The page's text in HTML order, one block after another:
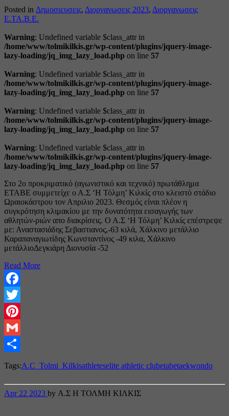
Posted in Δημοσιευσεις, Διοργανωσεις 2023, Διοργανωσεις
Ε.ΤΑ.Β.Ε.
Warning: Undefined variable $class_attr in
/home/www/tolmikilkis.gr/wp-content/plugins/jquery-image-
lazy-loading/jq_img_lazy_load.php on line 57
Warning: Undefined variable $class_attr in
/home/www/tolmikilkis.gr/wp-content/plugins/jquery-image-
lazy-loading/jq_img_lazy_load.php on line 57
Warning: Undefined variable $class_attr in
/home/www/tolmikilkis.gr/wp-content/plugins/jquery-image-
lazy-loading/jq_img_lazy_load.php on line 57
Warning: Undefined variable $class_attr in
/home/www/tolmikilkis.gr/wp-content/plugins/jquery-image-
lazy-loading/jq_img_lazy_load.php on line 57
Στo 2ο προκριματικό (αγωνιστικό και τεχνικό) πρωτάθλημα
ΕΤΑΒΕ συμμετείχε ο Α.Σ ‘Η Τόλμη’ Κιλκίς στο κλειστό στάδιο
Ωραιοκάστρου τον Απριλιο 2023. Θεσμός είναι πλέον η
συγκρότηση κλιμακίου με την δυνατότητα εισαγωγής των
αθλητών-ριών απο διακρίσεις. Ο Α.Σ ‘H Τόλμη’ Κιλκίς επέστρεψε
με: Αναστασιάδης Σεβαστιανος,-63 κιλά, Χάλκινο μετάλλιο
Καραπαναγιωτίδης Kωνσταντίνος -49 κιλα, Χάλκινο
μετάλλιοΔεγκιάρη Διονυσία -52
Read More
Facebook
Twitter
Pinterest
Gmail
Tags:A.C_Tolmi_Kilkisathleteselite athletic clubetabetaekwondo
Apr 22 2023 by Α.Σ Η ΤΟΛΜΗ ΚΙΛΚΙΣ